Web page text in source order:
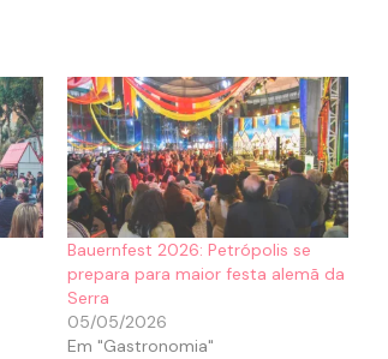
Bauernfest 2026: Petrópolis se
prepara para maior festa alemã da
Serra
05/05/2026
Em "Gastronomia"